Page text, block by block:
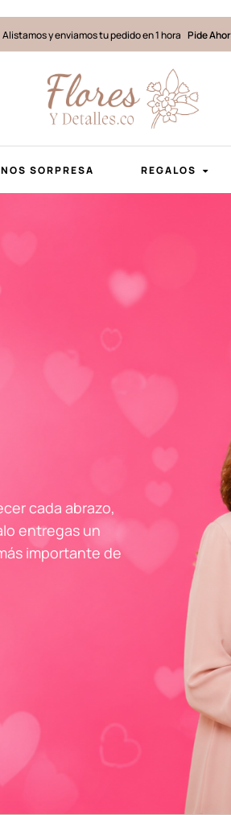
Alistamos y enviamos tu pedido en 1 hora Pide
SORPRESA REGALOS
cada abrazo,
entregas un
importante de